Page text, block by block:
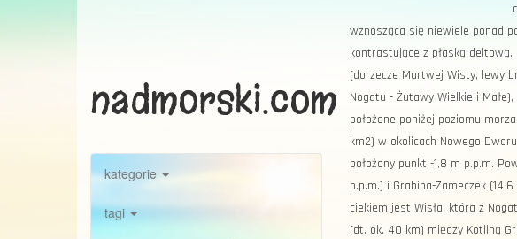
nadmorski.com
kategorie
tagi
wznosząca się niewiele ponad
kontrastujące z płaską
(dorzecze Martwej Wisty, lewy
Nogatu - Żutawy Wielkie i
położone poniżej poziomu
km2) w okolicach Nowego
położony punkt -1,8 m p.p.m.
n.p.m.) i Grabina-Zameczek
ciekiem jest Wisła, która z
(dt. ok. 40 km) między Kotliną